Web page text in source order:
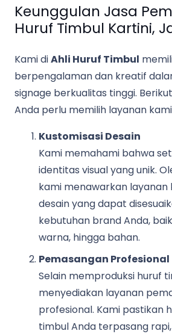
Keunggulan Jasa
Huruf Timbul Kartini,
Kami diAhli Huruf Timbul
berpengalaman dan kreatif
signage berkualitas tinggi.
Anda perlu memilih layanan
Kustomisasi Desain
Kami memahami bahwa
identitas visual yang unik.
kami menawarkan layanan
desain yang dapat
kebutuhan brand Anda,
warna, hingga bahan.
Pemasangan Profesional
Selain memproduksi huruf
menyediakan layanan
profesional. Kami pastikan
timbul Anda terpasang